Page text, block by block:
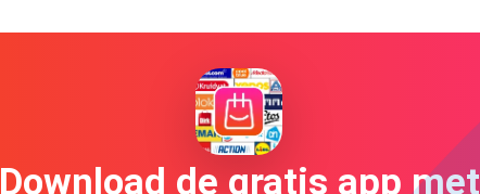
Download de gratis app met